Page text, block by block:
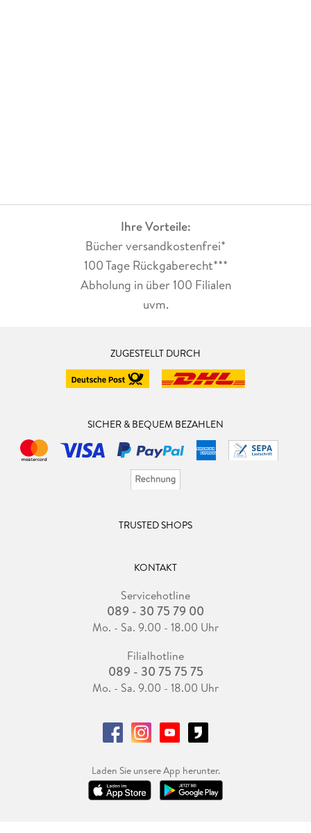
Ihre Vorteile:
Bücher versandkostenfrei*
100 Tage Rückgaberecht***
Abholung in über 100 Filialen
uvm.
ZUGESTELLT DURCH
SICHER & BEQUEM BEZAHLEN
TRUSTED SHOPS
KONTAKT
Servicehotline
089 - 30 75 79 00
Mo. - Sa. 9.00 - 18.00 Uhr
Filialhotline
089 - 30 75 75 75
Mo. - Sa. 9.00 - 18.00 Uhr
Laden Sie unsere App herunter.